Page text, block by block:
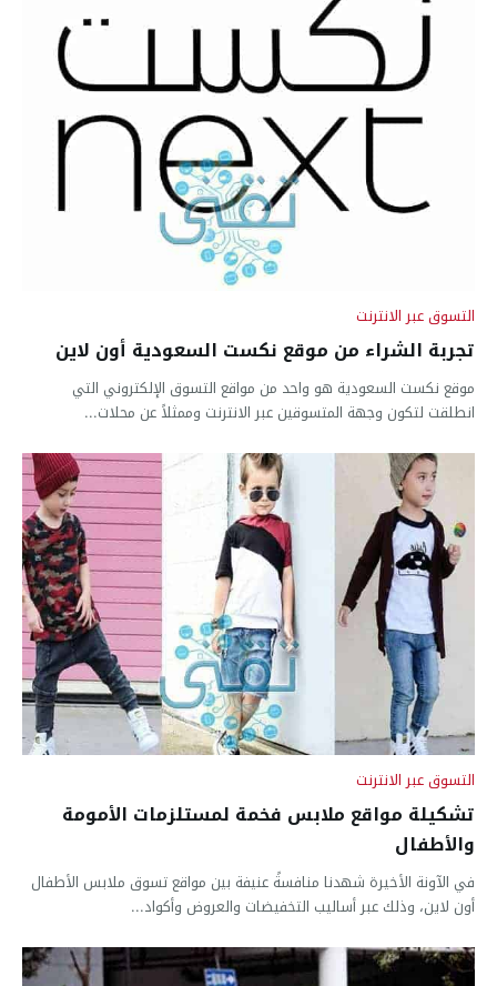
التسوق عبر الانترنت
تجربة الشراء من موقع نكست السعودية أون لاين
موقع نكست السعودية هو واحد من مواقع التسوق الإلكتروني التي
انطلقت لتكون وجهة المتسوقين عبر الانترنت وممثلاً عن محلات...
التسوق عبر الانترنت
تشكيلة مواقع ملابس فخمة لمستلزمات الأمومة
والأطفال
في الآونة الأخيرة شهدنا منافسةً عنيفة بين مواقع تسوق ملابس الأطفال
أون لاين، وذلك عبر أساليب التخفيضات والعروض وأكواد...